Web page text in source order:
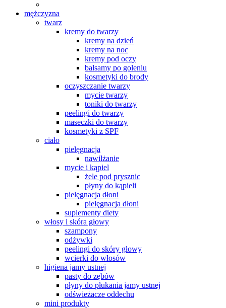
mężczyzna
twarz
kremy do twarzy
kremy na dzień
kremy na noc
kremy pod oczy
balsamy po goleniu
kosmetyki do brody
oczyszczanie twarzy
mycie twarzy
toniki do twarzy
peelingi do twarzy
maseczki do twarzy
kosmetyki z SPF
ciało
pielęgnacja
nawilżanie
mycie i kąpiel
żele pod prysznic
płyny do kąpieli
pielęgnacja dłoni
pielęgnacja dłoni
suplementy diety
włosy i skóra głowy
szampony
odżywki
peelingi do skóry głowy
wcierki do włosów
higiena jamy ustnej
pasty do zębów
płyny do płukania jamy ustnej
odświeżacze oddechu
mini produkty